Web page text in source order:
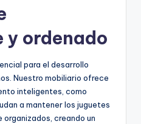
y ordenado
para el desarrollo
Nuestro mobiliario ofrece
inteligentes, como
a mantener los juguetes
creando un